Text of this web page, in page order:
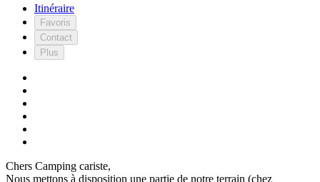
Itinéraire
Favoris
Contact
Plus
Chers Camping cariste,
Nous mettons à disposition une partie de notre terrain (chez